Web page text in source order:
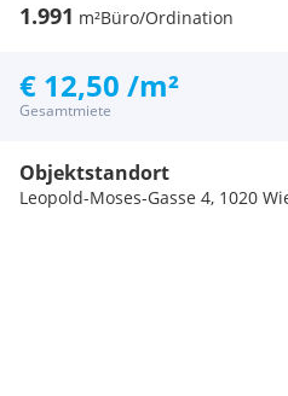
1.991 m²Büro/Ordination
€ 12,50 /m²
Gesamtmiete
Objektstandort
Leopold-Moses-Gasse 4, 1020